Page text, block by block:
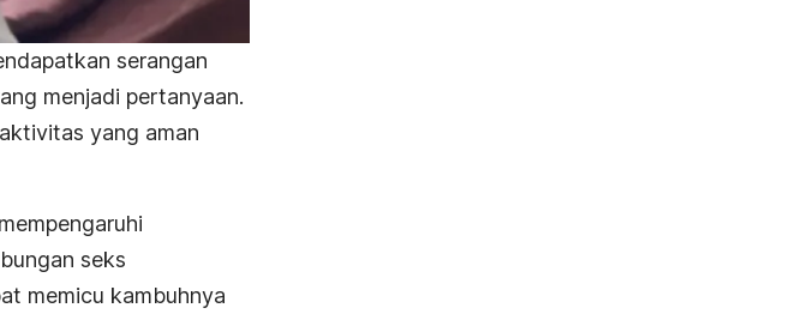
serangan
menjadi pertanyaan.
yang aman
seks
memicu kambuhnya